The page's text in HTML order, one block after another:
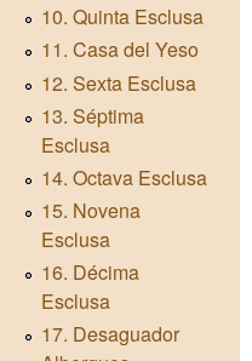
10. Quinta Esclusa
11. Casa del Yeso
12. Sexta Esclusa
13. Séptima
Esclusa
14. Octava Esclusa
15. Novena
Esclusa
16. Décima
Esclusa
17. Desaguador